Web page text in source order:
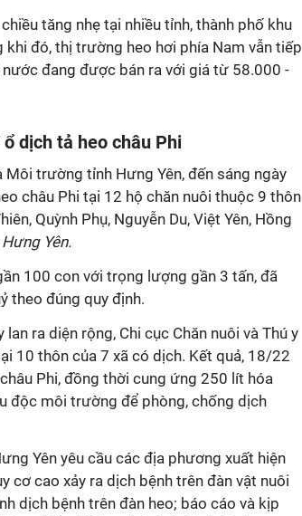
tăng nhẹ tại nhiều tỉnh, thành phố khu
khi đó, thị trường heo hơi phía Nam vẫn tiếp
đang được bán ra với giá từ 58.000 -
dịch tả heo châu Phi
trường tỉnh Hưng Yên, đến sáng ngày
châu Phi tại 12 hộ chăn nuôi thuộc 9 thôn
Quỳnh Phụ, Nguyễn Du, Việt Yên, Hồng
Yên.
100 con với trọng lượng gần 3 tấn, đã
theo đúng quy định.
ra diện rộng, Chi cục Chăn nuôi và Thú y
10 thôn của 7 xã có dịch. Kết quả, 18/22
Phi, đồng thời cung ứng 250 lít hóa
độc môi trường để phòng, chống dịch
Yên yêu cầu các địa phương xuất hiện
cơ cao xảy ra dịch bệnh trên đàn vật nuôi
dịch bệnh trên đàn heo; báo cáo và kịp